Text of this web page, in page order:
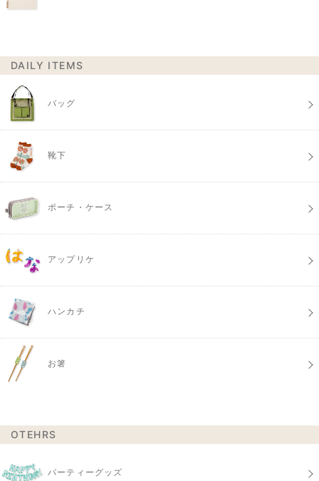
DAILY ITEMS
バッグ
靴下
ポーチ・ケース
アップリケ
ハンカチ
お箸
OTEHRS
パーティーグッズ